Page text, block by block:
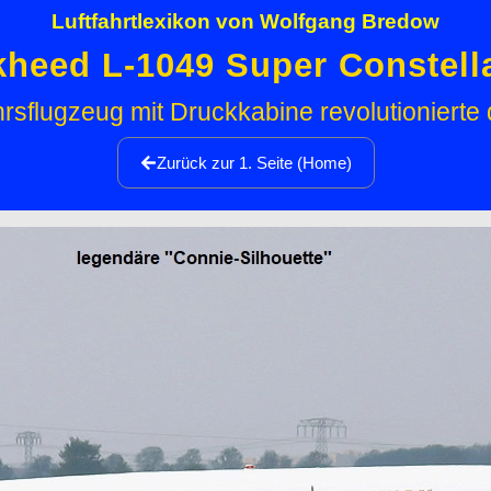
Luftfahrtlexikon von Wolfgang Bredow
L-1049 Super
mit Druckkabine revolutionierte
Zurück zur 1. Seite (Home)